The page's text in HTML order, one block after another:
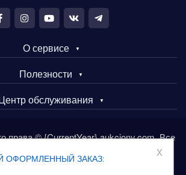
ОФОРМЛЕННЫЙ ЗАКАЗ:
x
О сервисе
Полезности
обслуживания
права © {CurrentYear} aukciony.com. Все
в Европе через сервис aukciony.com